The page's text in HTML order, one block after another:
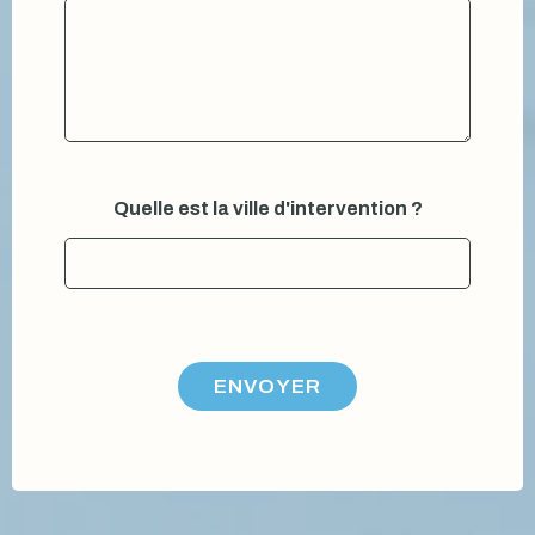
o
V
o
Quelle est la ville d'intervention ?
ENVOYER